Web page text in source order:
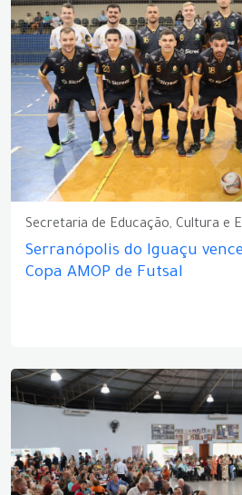
Secretaria de Educação, Cultura e
Serranópolis do Iguaçu
Copa AMOP de Futsal